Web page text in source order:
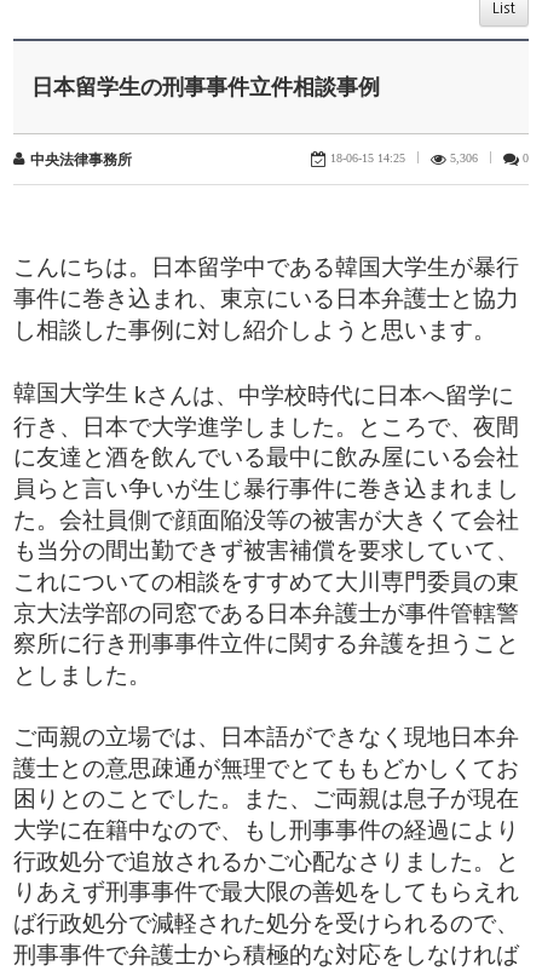
List
日本留学生の刑事事件立件相談事例
中央法律事務所 18-06-15 14:25 5,306 0
こんにちは。日本留学中である韓国大学生が暴行
事件に巻き込まれ、東京にいる日本弁護士と協力
し相談した事例に対し紹介しようと思います。
韓国大学生 kさんは、中学校時代に日本へ留学に
行き、日本で大学進学しました。ところで、夜間
に友達と酒を飲んでいる最中に飲み屋にいる会社
員らと言い争いが生じ暴行事件に巻き込まれまし
た。会社員側で顔面陥没等の被害が大きくて会社
も当分の間出勤できず被害補償を要求していて、
これについての相談をすすめて大川専門委員の東
京大法学部の同窓である日本弁護士が事件管轄警
察所に行き刑事事件立件に関する弁護を担うこと
としました。
​ご両親の立場では、日本語ができなく現地日本弁
護士との意思疎通が無理でとてももどかしくてお
困りとのことでした。また、ご両親は息子が現在
大学に在籍中なので、もし刑事事件の経過により
行政処分で追放されるかご心配なさりました。と
りあえず刑事事件で最大限の善処をしてもらえれ
ば行政処分で減軽された処分を受けられるので、
刑事事件で弁護士から積極的な対応をしなければ